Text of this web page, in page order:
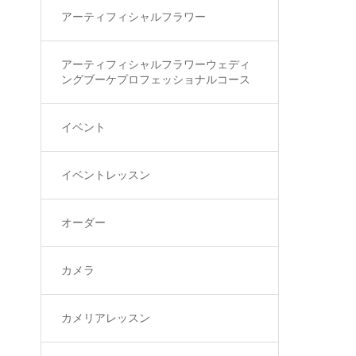
アーティフィシャルフラワー
アーティフィシャルフラワーウェディ
ングブーケプロフェッショナルコース
イベント
イベントレッスン
オーダー
カメラ
カメリアレッスン